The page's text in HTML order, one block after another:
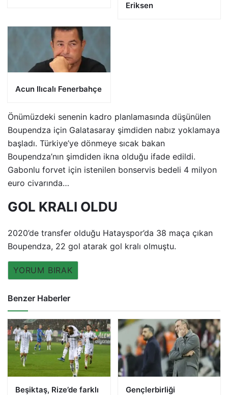
Eriksen
Acun Ilıcalı Fenerbahçe
Önümüzdeki senenin kadro planlamasında düşünülen
Boupendza için Galatasaray şimdiden nabız yoklamaya
başladı. Türkiye’ye dönmeye sıcak bakan
Boupendza’nın şimdiden ikna olduğu ifade edildi.
Gabonlu forvet için istenilen bonservis bedeli 4 milyon
euro civarında…
GOL KRALI OLDU
2020’de transfer olduğu Hatayspor’da 38 maça çıkan
Boupendza, 22 gol atarak gol kralı olmuştu.
YORUM BIRAK
Benzer Haberler
Beşiktaş, Rize’de farklı
Gençlerbirliği